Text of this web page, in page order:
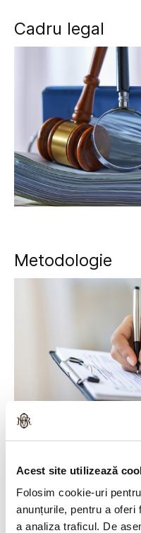
Acest site utilizează
Folosim cookie-uri
anunțurile, pentru a oferi
a analiza traficul. De
Cadru legal
Metodologie
Informații